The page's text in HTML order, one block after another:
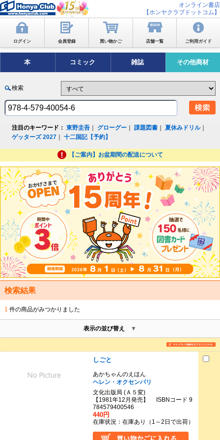
オンライン書店
【ホンヤクラブドットコム】
ログイン 会員登録 買い物かご 店舗一覧 ご利用ガイド
本 コミック 雑誌 その他商材
検索
注目のキーワード： 東野圭吾 グローグー ｜課題図書 ｜夏休みドリル｜
ゲッターズ 2027 ｜十二国記【予約】
【ご案内】お盆期間の配送について
検索結果
1 件の商品がみつかりました
表示の並び替え
しごと
あかちゃんのえほん
ヘレン・オクセンバリ
文化出版局 (Ａ５変)
【1981年12月発売】 ISBNコード 9
784579400546
440円
在庫状況：在庫あり（1～2日で出荷）